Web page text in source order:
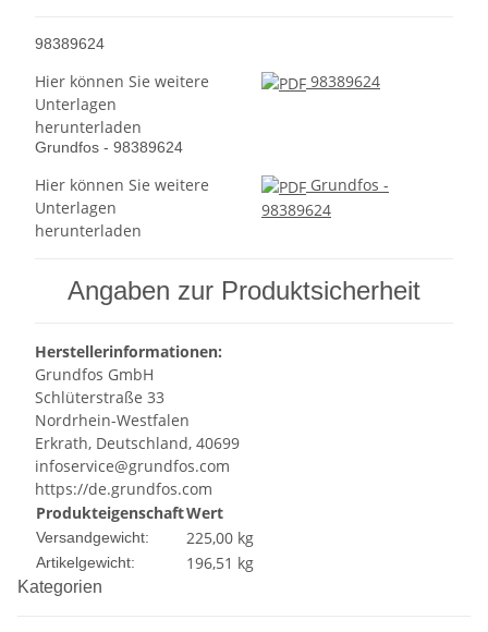
98389624
Hier können Sie weitere
Unterlagen
herunterladen
98389624
Grundfos - 98389624
Hier können Sie weitere
Unterlagen
herunterladen
Grundfos -
98389624
Angaben zur Produktsicherheit
Herstellerinformationen:
Grundfos GmbH
Schlüterstraße 33
Nordrhein-Westfalen
Erkrath, Deutschland, 40699
infoservice@grundfos.com
https://de.grundfos.com
ProdukteigenschaftWert
Versandgewicht: 225,00 kg
Artikelgewicht: 196,51 kg
Kategorien